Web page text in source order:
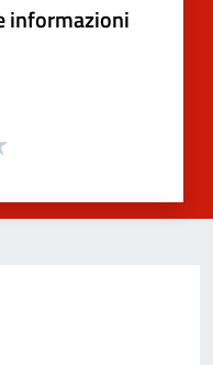
informazioni